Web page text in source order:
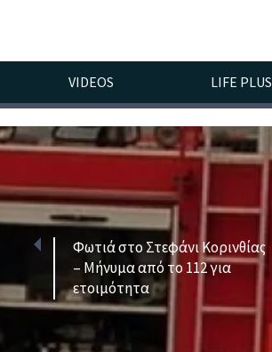
VIDEOS LIFE PLUS
Φωτιά στο Στεφάνι Κορινθίας
– Μήνυμα από το 112 για
ετοιμότητα